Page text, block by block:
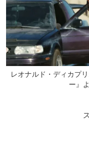
レオナルド・ディカプ
ー』